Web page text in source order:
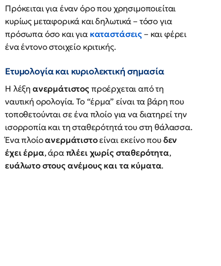
Πρόκειται για έναν όρο που χρησιμοποιείται
κυρίως μεταφορικά και δηλωτικά – τόσο για
πρόσωπα όσο και για καταστάσεις– και φέρει
ένα έντονο στοιχείο κριτικής.
Ετυμολογία και κυριολεκτική σημασία
Η λέξη ανερμάτιστοςπροέρχεται από τη
ναυτική ορολογία. Το “έρμα” είναι τα βάρη που
τοποθετούνται σε ένα πλοίο για να διατηρεί την
ισορροπία και τη σταθερότητά του στη θάλασσα.
Ένα πλοίοανερμάτιστοείναι εκείνο πουδεν
έχει έρμα, άραπλέει χωρίς σταθερότητα,
ευάλωτο στους ανέμους και τα κύματα.